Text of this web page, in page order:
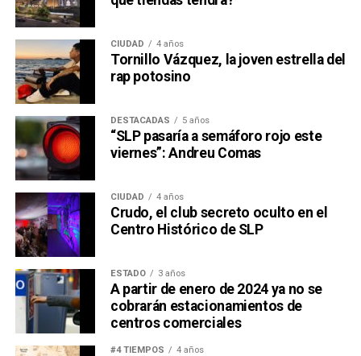
CIUDAD 4 años
Tornillo Vázquez, la joven estrella del
rap potosino
DESTACADAS 5 años
“SLP pasaría a semáforo rojo este
viernes”: Andreu Comas
CIUDAD 4 años
Crudo, el club secreto oculto en el
Centro Histórico de SLP
ESTADO 3 años
A partir de enero de 2024 ya no se
cobrarán estacionamientos de
centros comerciales
#4 TIEMPOS 4 años